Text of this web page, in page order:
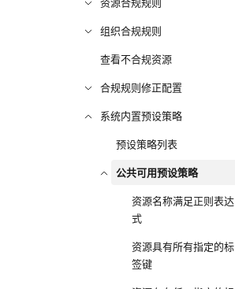
组织合规规则
查看不合规资源
合规规则修正配置
系统内置预设策略
预设策略列表
公共可用预设策略
资源名称满足正则表达
式
资源具有所有指定的标
签键